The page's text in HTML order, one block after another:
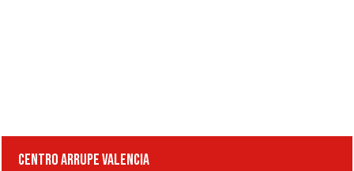
CENTRO ARRUPE VALENCIA